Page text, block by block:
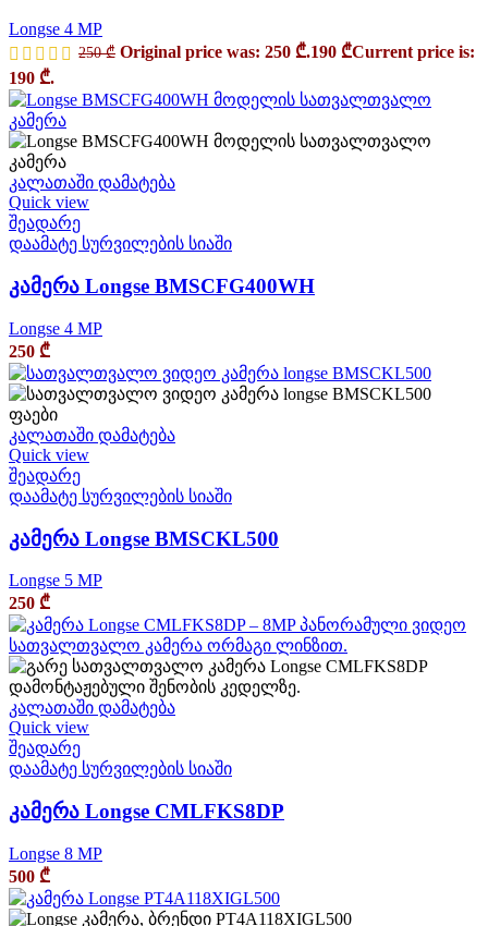
Longse 4 MP
250₾ Original price was: 250 ₾.190 ₾Current price is:
190 ₾.
კალათაში დამატება
Quick view
შეადარე
დაამატე სურვილების სიაში
კამერა Longse BMSCFG400WH
Longse 4 MP
250 ₾
კალათაში დამატება
Quick view
შეადარე
დაამატე სურვილების სიაში
კამერა Longse BMSCKL500
Longse 5 MP
250 ₾
კალათაში დამატება
Quick view
შეადარე
დაამატე სურვილების სიაში
კამერა Longse CMLFKS8DP
Longse 8 MP
500 ₾